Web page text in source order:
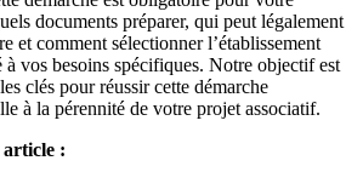
documents préparer, qui peut légalement
et comment sélectionner l’établissement
à vos besoins spécifiques. Notre objectif est
clés pour réussir cette démarche
à la pérennité de votre projet associatif.
article :